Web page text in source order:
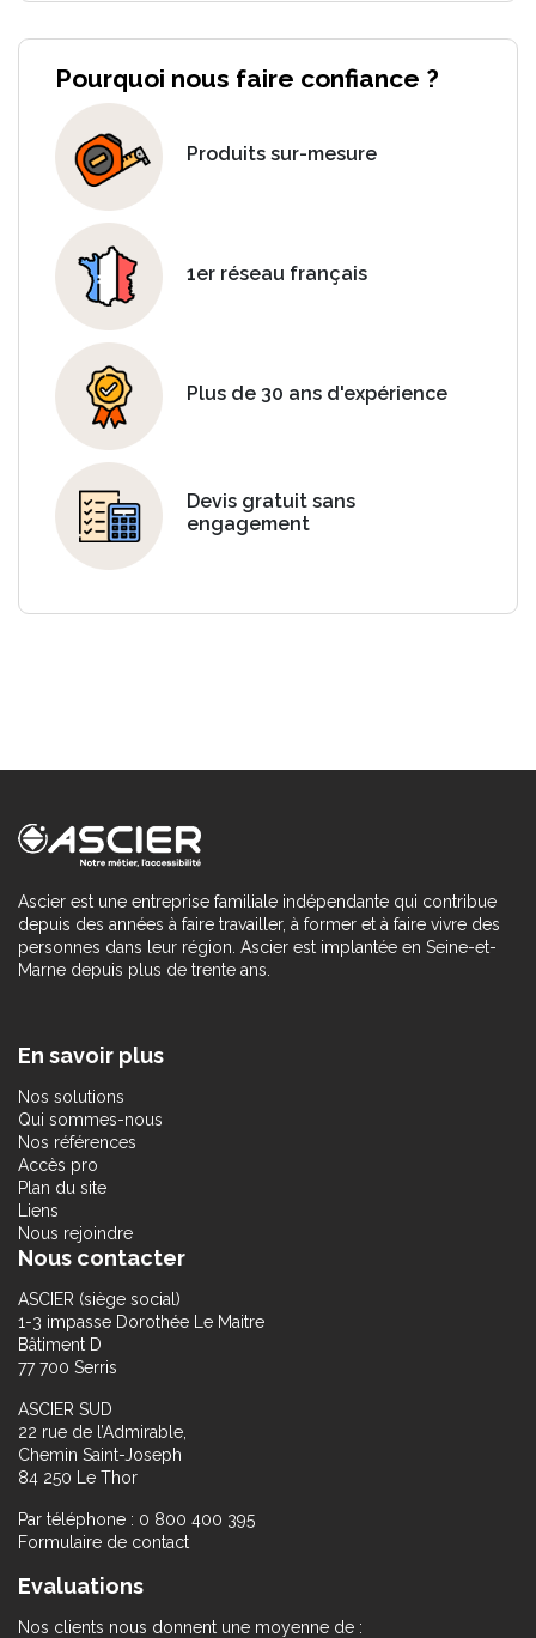
Pourquoi nous faire confiance ?
Produits sur-mesure
1er réseau français
Plus de 30 ans d'expérience
Devis gratuit sans
engagement
Ascier est une entreprise familiale indépendante qui contribue
depuis des années à faire travailler, à former et à faire vivre des
personnes dans leur région. Ascier est implantée en Seine-et-
Marne depuis plus de trente ans.
En savoir plus
Nos solutions
Qui sommes-nous
Nos références
Accès pro
Plan du site
Liens
Nous rejoindre
Nous contacter
ASCIER (siège social)
1-3 impasse Dorothée Le Maitre
Bâtiment D
77 700 Serris
ASCIER SUD
22 rue de l’Admirable,
Chemin Saint-Joseph
84 250 Le Thor
Par téléphone : 0 800 400 395
Formulaire de contact
Evaluations
Nos clients nous donnent une moyenne de :